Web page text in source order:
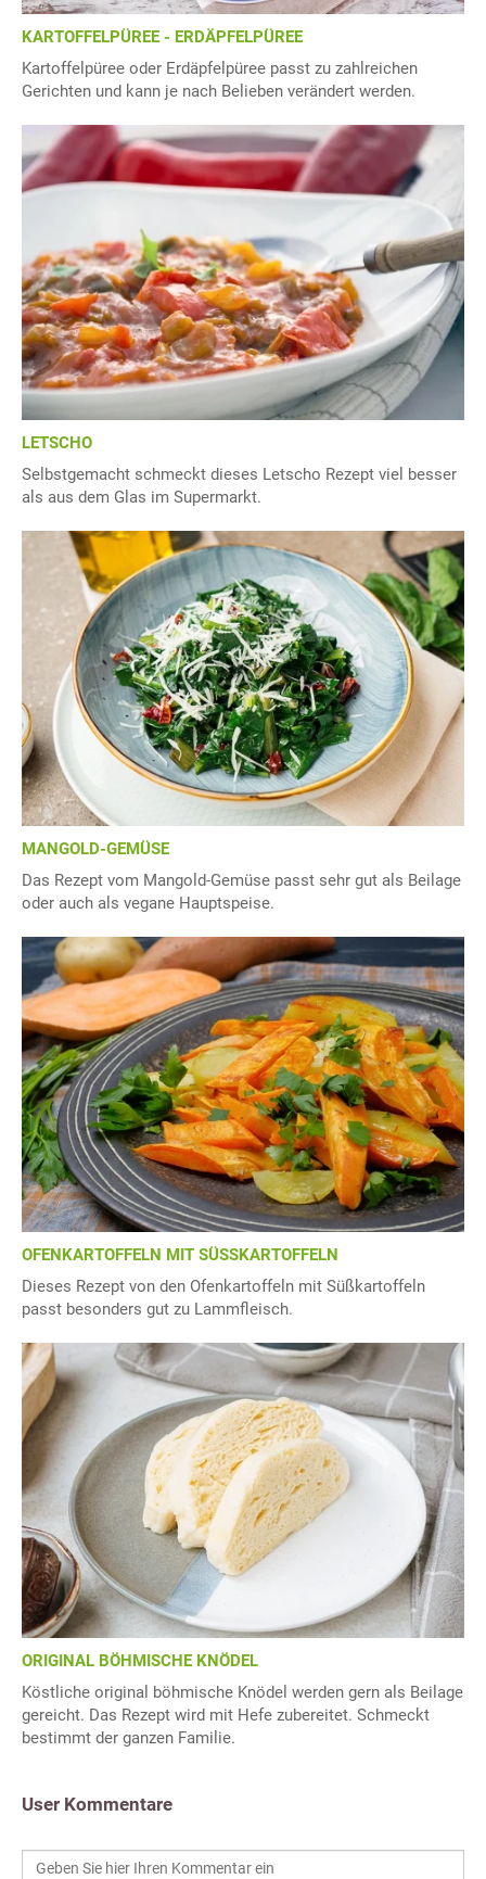
KARTOFFELPÜREE - ERDÄPFELPÜREE
Kartoffelpüree oder Erdäpfelpüree passt zu zahlreichen
Gerichten und kann je nach Belieben verändert werden.
LETSCHO
Selbstgemacht schmeckt dieses Letscho Rezept viel besser
als aus dem Glas im Supermarkt.
MANGOLD-GEMÜSE
Das Rezept vom Mangold-Gemüse passt sehr gut als Beilage
oder auch als vegane Hauptspeise.
OFENKARTOFFELN MIT SÜSSKARTOFFELN
Dieses Rezept von den Ofenkartoffeln mit Süßkartoffeln
passt besonders gut zu Lammfleisch.
ORIGINAL BÖHMISCHE KNÖDEL
Köstliche original böhmische Knödel werden gern als Beilage
gereicht. Das Rezept wird mit Hefe zubereitet. Schmeckt
bestimmt der ganzen Familie.
User Kommentare